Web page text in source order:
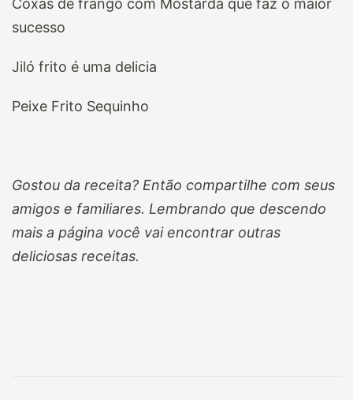
Coxas de frango com Mostarda que faz o maior
sucesso
Jiló frito é uma delicia
Peixe Frito Sequinho
Gostou da receita? Então compartilhe com seus
amigos e familiares. Lembrando que descendo
mais a página você vai encontrar outras
deliciosas receitas.